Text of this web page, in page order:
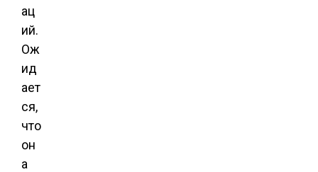
ац
ий.
Ож
ид
ает
ся,
что
он
а